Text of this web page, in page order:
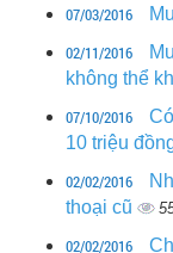
07/03/2016
02/11/2016
không thể
07/10/2016
10 triệu
02/02/2016
thoại cũ
02/02/2016